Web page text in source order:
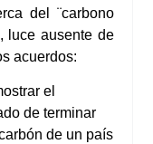
del ¨carbono
luce ausente de
acuerdos:
el
de terminar
de un país